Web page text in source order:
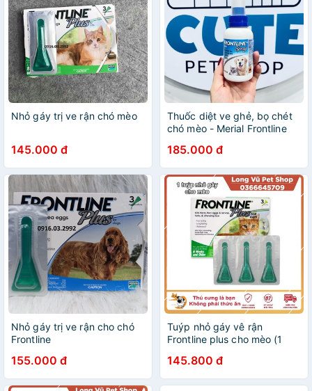
Nhỏ gáy trị ve rận chó mèo
145.000 đ
Thuốc diệt ve ghẻ, bọ chét
chó mèo - Merial Frontline
185.000 đ
Nhỏ gáy trị ve rận cho chó
Frontline
155.000 đ
Tuýp nhỏ gáy vê rận
Frontline plus cho mèo (1
145.800 đ